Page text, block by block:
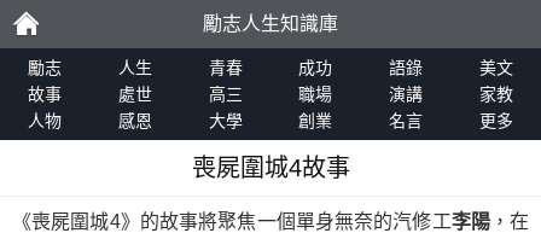
勵
志
勵志人生知識庫
勵志 人生 青春 成功 語錄
美文
故事
處世 高三 職場 演講
家教
人物
感恩 大學 創業 名言 更多
喪屍圍城4故事
《喪屍圍城4》的故事將聚焦一個單身無奈的汽修工李陽，在